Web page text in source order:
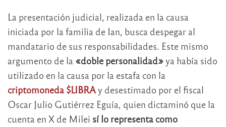
La presentación judicial, realizada en la causa
iniciada por la familia de Ian, busca despegar al
mandatario de sus responsabilidades. Este mismo
argumento de la «doble personalidad»ya había sido
utilizado en la causa por la estafa con la
criptomoneda $LIBRAy desestimado por el fiscal
Oscar Julio Gutiérrez Eguía, quien dictaminó que la
cuenta en X de Milei sí lo representa como